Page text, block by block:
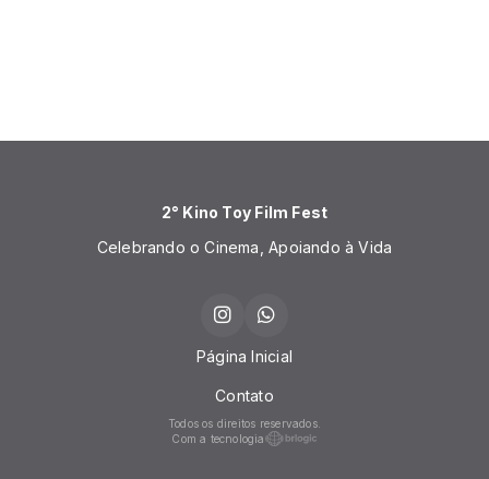
2° Kino Toy Film Fest
Celebrando o Cinema, Apoiando à Vida
Página Inicial
Contato
Todos os direitos reservados.
Com a tecnologia